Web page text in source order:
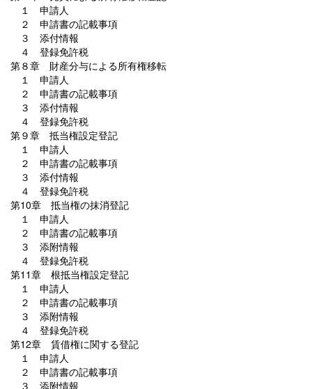
１ 申請人
２ 申請書の記載事項
３ 添付情報
４ 登録免許税
第８章 財産分与による所有権移転
１ 申請人
２ 申請書の記載事項
３ 添付情報
４ 登録免許税
第９章 抵当権設定登記
１ 申請人
２ 申請書の記載事項
３ 添付情報
４ 登録免許税
第10章 抵当権の抹消登記
１ 申請人
２ 申請書の記載事項
３ 添附情報
４ 登録免許税
第11章 根抵当権設定登記
１ 申請人
２ 申請書の記載事項
３ 添附情報
４ 登録免許税
第12章 賃借権に関する登記
１ 申請人
２ 申請書の記載事項
３ 添附情報